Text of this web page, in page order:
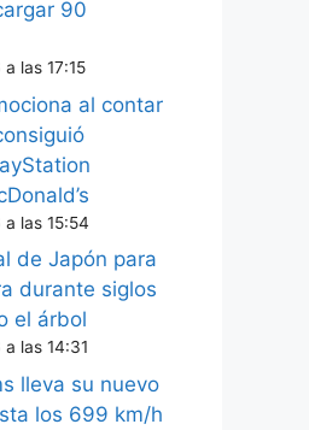
90
las 17:15
al contar
las 15:54
de Japón para
durante siglos
el árbol
las 14:31
lleva su nuevo
los 699 km/h